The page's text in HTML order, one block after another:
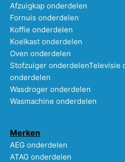
Afzuigkap onderdelen
Fornuis onderdelen
Koffie onderdelen
Koelkast onderdelen
Oven onderdelen
Stofzuiger onderdelenTelevisie
onderdelen
Wasdroger onderdelen
Wasmachine onderdelen
Merken
AEG onderdelen
ATAG onderdelen